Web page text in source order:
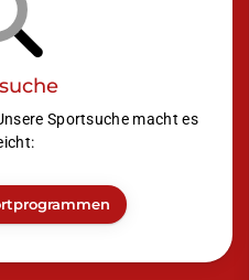
Sportsuche macht es